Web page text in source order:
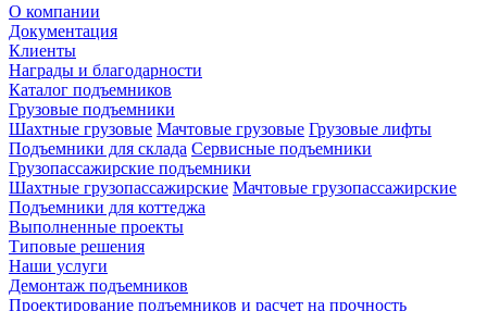
О компании
Документация
Клиенты
Награды и благодарности
Каталог подъемников
Грузовые подъемники
Шахтные грузовые Мачтовые грузовые Грузовые лифты
Подъемники для склада Сервисные подъемники
Грузопассажирские подъемники
Шахтные грузопассажирские Мачтовые грузопассажирские
Подъемники для коттеджа
Выполненные проекты
Типовые решения
Наши услуги
Демонтаж подъемников
Проектирование подъемников и расчет на прочность